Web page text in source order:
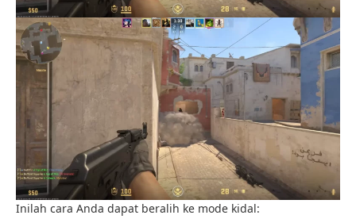
Inilah cara Anda dapat beralih ke mode kidal: